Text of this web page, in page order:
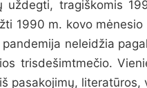
uždegti, tragiškomis
1990 m. kovo
neleidžia
trisdešimtmečio.
pasakojimų, literatūros,